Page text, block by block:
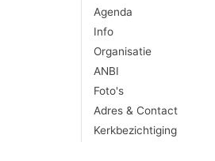
Agenda
Info
Organisatie
ANBI
Foto's
Adres & Contact
Kerkbezichtiging